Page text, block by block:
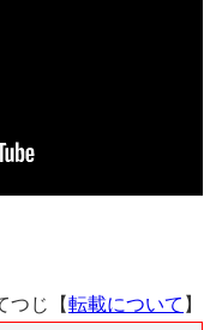
つじ【転載について 】